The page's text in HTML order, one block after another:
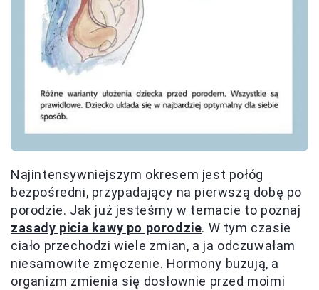
Najintensywniejszym okresem jest połóg
bezpośredni, przypadający na pierwszą dobę po
porodzie. Jak już jesteśmy w temacie to poznaj
zasady picia kawy po porodzie. W tym czasie
ciało przechodzi wiele zmian, a ja odczuwałam
niesamowite zmęczenie. Hormony buzują, a
organizm zmienia się dosłownie przed moimi